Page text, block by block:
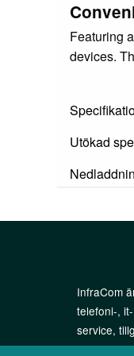
Featuring
devices.
Utökad
InfraCom
telefoni-,
service,
är